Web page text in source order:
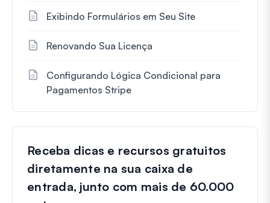
Exibindo Formulários em Seu Site
Renovando Sua Licença
Configurando Lógica Condicional para
Pagamentos Stripe
Receba dicas e recursos gratuitos
diretamente na sua caixa de
entrada, junto com mais de 60.000